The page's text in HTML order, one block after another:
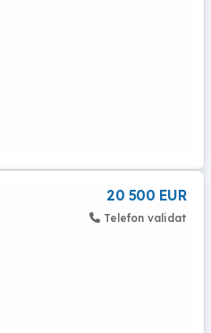
20 500 EUR
Telefon validat